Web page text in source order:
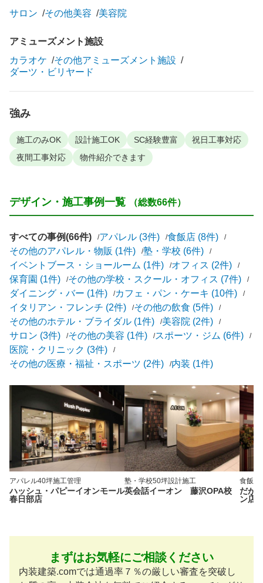
サロン
その他美容 美容院
アミューズメント施設
カラオケ
その他アミューズメント施設
ダーツ・ビリヤード
強み
施工のみOK 設計施工OK SC経験豊富
祝日工事対応
夜間工事対応
物件紹介できます
デザイン・施工事例一覧 （総数66件）
すべての事例(66件) アパレル (3件)
食飯店 (8件)
その他のアパレル・物販 (1件)
塾・学校 (6件)
イベントブース・ショールーム (1件)
オフィス (2件)
保育園 (1件)
その他の学校・スクール・オフィス (7件)
ダイニング・バー (1件)
カフェ・パン・ケーキ (10件)
イタリアン・フレンチ (2件)
その他の飲食 (5件)
その他のホテル・ブライダル (1件)
美容院 (2件)
サロン (3件)
その他の美容 (1件)
スポーツ・ジム (6件)
医院・クリニック (3件)
その他の医療・福祉・スポーツ (2件)
内装 (1件)
アパレル40坪施工管理
ハッシュ・パピーイオンモール
春日部店
塾・学校50坪設計施工
英会話イーオン 藤沢OPA校
食飯店
だが
ン店
まずはお気軽にご相談ください
内装建築.comでは通過率７％の厳しい審査を突破し